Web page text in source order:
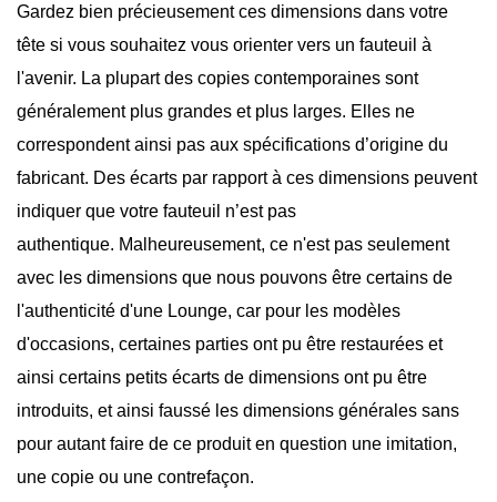
Gardez bien précieusement ces dimensions dans votre
tête si vous souhaitez vous orienter vers un fauteuil à
l'avenir. La plupart des copies contemporaines sont
généralement plus grandes et plus larges. Elles ne
correspondent ainsi pas aux spécifications d’origine du
fabricant. Des écarts par rapport à ces dimensions peuvent
indiquer que votre fauteuil n’est pas
authentique. Malheureusement, ce n'est pas seulement
avec les dimensions que nous pouvons être certains de
l'authenticité d'une Lounge, car pour les modèles
d'occasions, certaines parties ont pu être restaurées et
ainsi certains petits écarts de dimensions ont pu être
introduits, et ainsi faussé les dimensions générales sans
pour autant faire de ce produit en question une imitation,
une copie ou une contrefaçon.